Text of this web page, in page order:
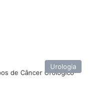
Urologia